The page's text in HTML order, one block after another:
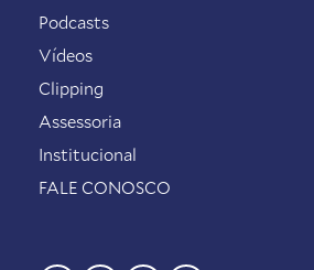
Podcasts
Vídeos
Clipping
Assessoria
Institucional
FALE CONOSCO